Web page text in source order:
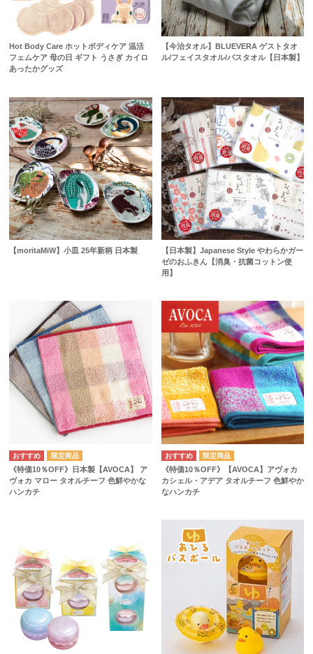
Hot Body Care ホットボディケア 温活
フェムケア 母の日 ギフト うさぎ カイロ
あったかグッズ
【今治タオル】BLUEVERA ゲストタオ
ル/フェイスタオル/バスタオル【日本製】
【moritaMiW】小皿 25年新柄 日本製
【日本製】Japanese Style やわらかガー
ゼのおふきん【消臭・抗菌コットン使
用】
《特価10％OFF》日本製【AVOCA】 ア
ヴォカ マロー タオルチーフ 色鮮やかな
ハンカチ
《特価10％OFF》【AVOCA】アヴォカ
カシェル・アデア タオルチーフ 色鮮やか
なハンカチ